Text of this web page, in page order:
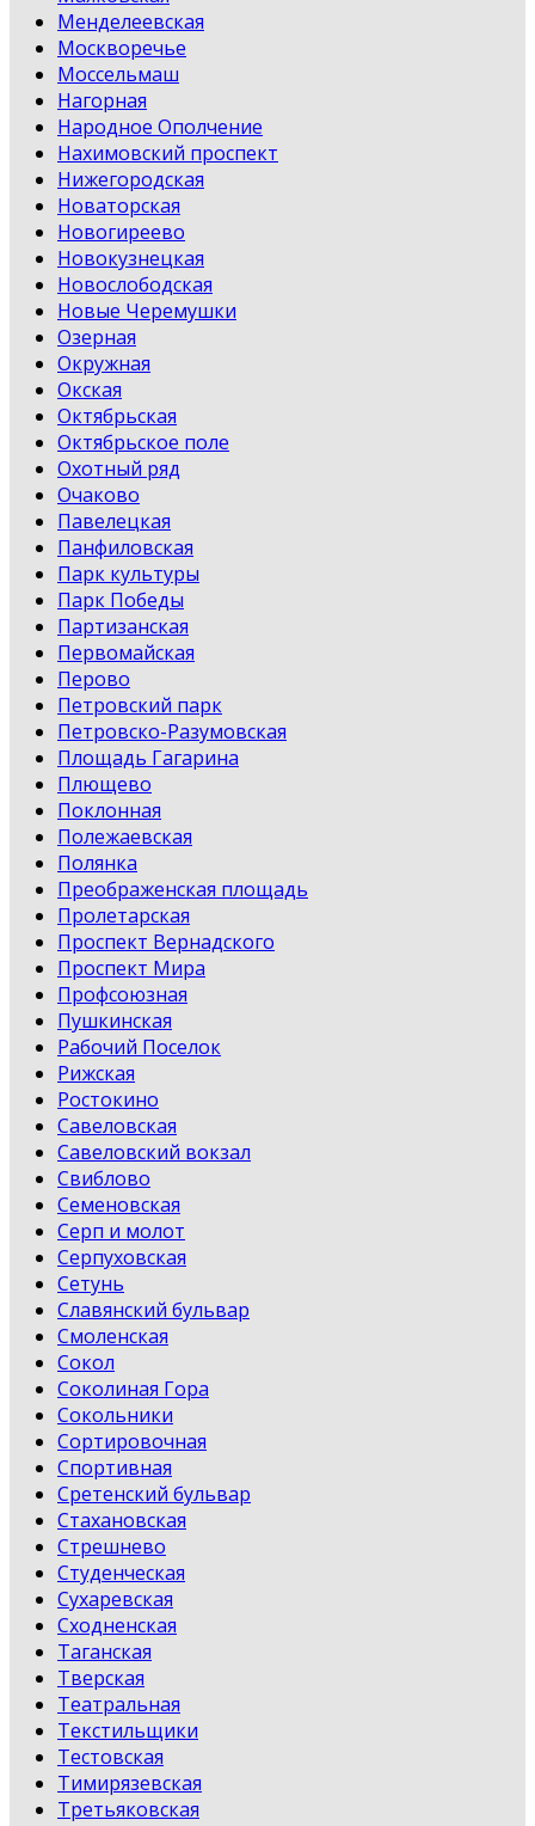
Менделеевская
Москворечье
Моссельмаш
Нагорная
Народное Ополчение
Нахимовский проспект
Нижегородская
Новаторская
Новогиреево
Новокузнецкая
Новослободская
Новые Черемушки
Озерная
Окружная
Окская
Октябрьская
Октябрьское поле
Охотный ряд
Очаково
Павелецкая
Панфиловская
Парк культуры
Парк Победы
Партизанская
Первомайская
Перово
Петровский парк
Петровско-Разумовская
Площадь Гагарина
Плющево
Поклонная
Полежаевская
Полянка
Преображенская площадь
Пролетарская
Проспект Вернадского
Проспект Мира
Профсоюзная
Пушкинская
Рабочий Поселок
Рижская
Ростокино
Савеловская
Савеловский вокзал
Свиблово
Семеновская
Серп и молот
Серпуховская
Сетунь
Славянский бульвар
Смоленская
Сокол
Соколиная Гора
Сокольники
Сортировочная
Спортивная
Сретенский бульвар
Стахановская
Стрешнево
Студенческая
Сухаревская
Сходненская
Таганская
Тверская
Театральная
Текстильщики
Тестовская
Тимирязевская
Третьяковская